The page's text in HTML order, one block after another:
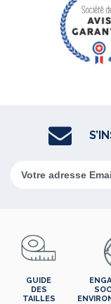
GUIDE
DES
TAILLES